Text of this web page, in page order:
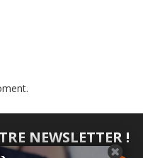
NEWSLETTER !